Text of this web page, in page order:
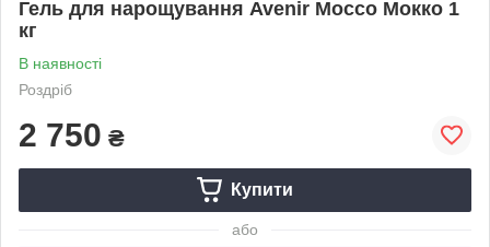
Гель для нарощування Avenir Mocco Мокко 1
кг
В наявності
Роздріб
2 750 ₴
Купити
або